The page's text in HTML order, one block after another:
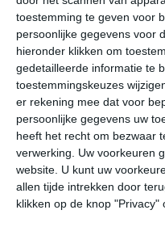
toestemming te geven voor
persoonlijke gegevens voor
hieronder klikken om
gedetailleerde informatie te
toestemmingskeuzes
er rekening mee dat voor
persoonlijke gegevens uw
heeft het recht om bezwaar
verwerking. Uw voorkeuren
website. U kunt uw
allen tijde intrekken door
klikken op de knop "Privacy"
34° 22° 36° 24°
28°C 32°C
10:00 13:00
10:00 13:00